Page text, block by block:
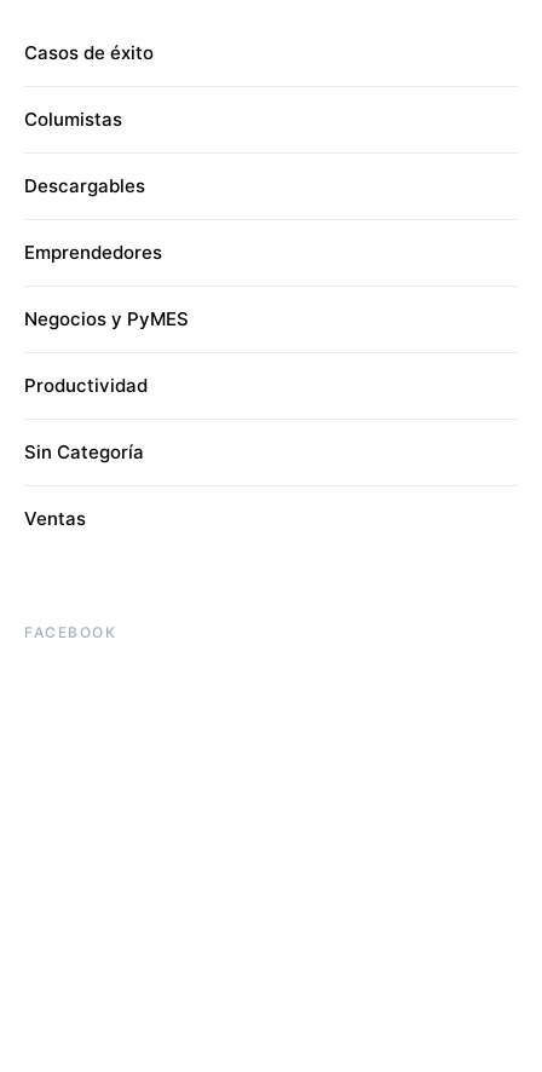
Casos de éxito
Columistas
Descargables
Emprendedores
Negocios y PyMES
Productividad
Sin Categoría
Ventas
FACEBOOK